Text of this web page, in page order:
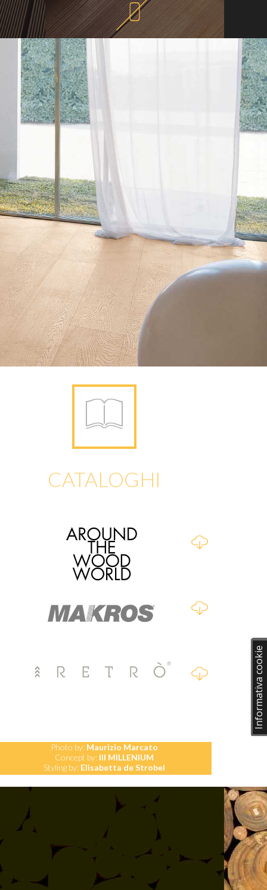
Informativa cookie
CATALOGHI
Photo by: Maurizio Marcato
Concept by: III MILLENIUM
Styling by: Elisabetta de Strobel